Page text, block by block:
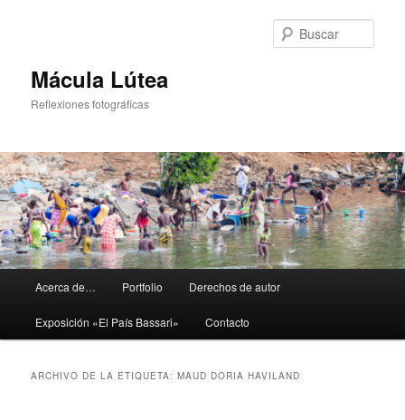
Mácula Lútea
Reflexiones fotográficas
principal
Acerca de… Portfolio Derechos de autor
Exposición «El País Bassari» Contacto
ARCHIVO DE LA ETIQUETA:MAUD DORIA HAVILAND